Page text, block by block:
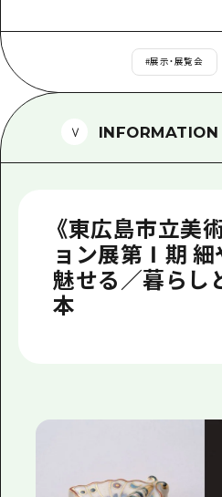
2泊3日
ボランティ
ユニバーサ
ガイドブック
メディア掲載
フォトダウ
#展示・展覧会
INFORMATION
《東広島市立美
ョン展第Ⅰ期 細
魅せる／暮らし
本